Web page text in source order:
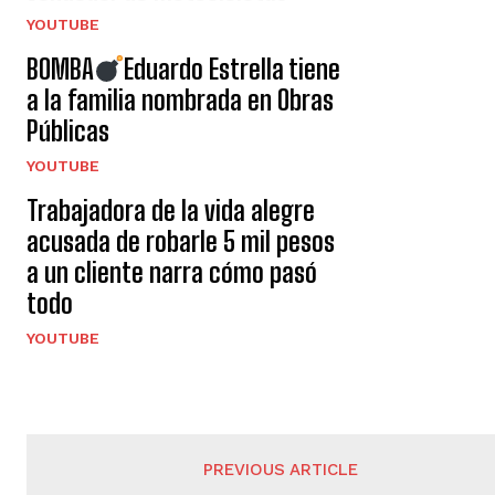
YOUTUBE
BOMBA
Eduardo Estrella tiene
a la familia nombrada en Obras
Públicas
YOUTUBE
Trabajadora de la vida alegre
acusada de robarle 5 mil pesos
a un cliente narra cómo pasó
todo
YOUTUBE
PREVIOUS ARTICLE